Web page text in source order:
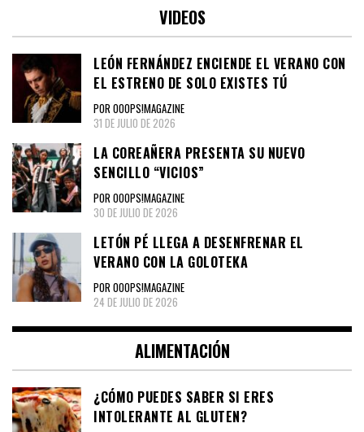
VIDEOS
LEÓN FERNÁNDEZ ENCIENDE EL VERANO CON
EL ESTRENO DE SOLO EXISTES TÚ
POR OOOPS!MAGAZINE
31 DE JULIO DE 2026
LA COREAÑERA PRESENTA SU NUEVO
SENCILLO “VICIOS”
POR OOOPS!MAGAZINE
30 DE JULIO DE 2026
LETÓN PÉ LLEGA A DESENFRENAR EL
VERANO CON LA GOLOTEKA
POR OOOPS!MAGAZINE
24 DE JULIO DE 2026
ALIMENTACIÓN
¿CÓMO PUEDES SABER SI ERES
INTOLERANTE AL GLUTEN?